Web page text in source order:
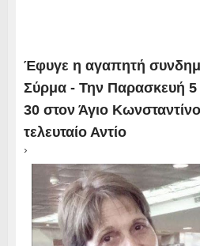
Έφυγε η αγαπητή
Σύρμα - Την Παρασκευή 5
30 στον Άγιο
τελευταίο Αντίο
›